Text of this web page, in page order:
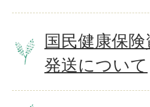
国民健康保
発送について